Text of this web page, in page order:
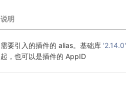
说明
需要引入的插件的 alias。基础库 '2.14.0'
起，也可以是插件的 AppID